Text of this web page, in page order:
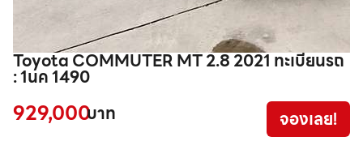
Toyota COMMUTER MT 2.8 2021 ทะเบียนรถ
: 1นค 1490
929,000บาท จองเลย!